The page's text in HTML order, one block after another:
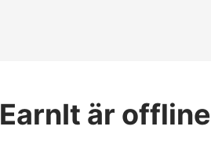
EarnIt är offline